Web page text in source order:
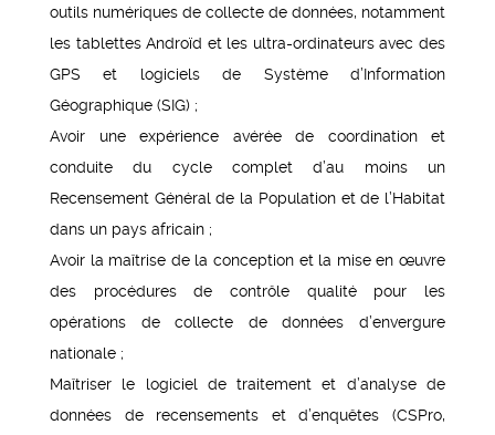
outils numériques de collecte de données, notamment
les tablettes Androïd et les ultra-ordinateurs avec des
GPS et logiciels de Système d’Information
Géographique (SIG) ;
Avoir une expérience avérée de coordination et
conduite du cycle complet d’au moins un
Recensement Général de la Population et de l’Habitat
dans un pays africain ;
Avoir la maîtrise de la conception et la mise en œuvre
des procédures de contrôle qualité pour les
opérations de collecte de données d’envergure
nationale ;
Maîtriser le logiciel de traitement et d’analyse de
données de recensements et d’enquêtes (CSPro,